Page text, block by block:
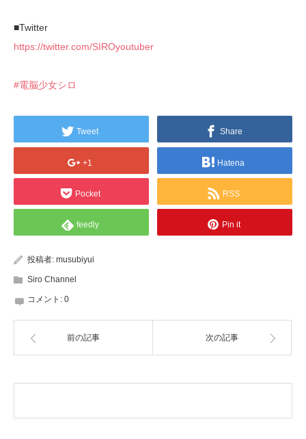
■Twitter
https://twitter.com/SIROyoutuber
#電脳少女シロ
Tweet Share
+1 Hatena
Pocket RSS
feedly Pin it
投稿者: musubiyui
Siro Channel
コメント: 0
前の記事 次の記事